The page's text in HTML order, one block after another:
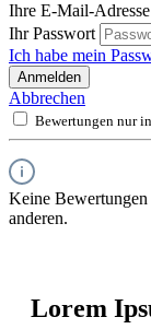
Ihre E-Mail-Adresse
Ihr Passwort
Ich habe mein
Anmelden
Abbrechen
Bewertungen nur
Keine
anderen.
Lorem